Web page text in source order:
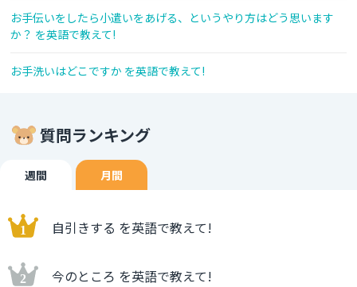
お手伝いをしたら小遣いをあげる、というやり方はどう思います
か？ を英語で教えて!
お手洗いはどこですか を英語で教えて!
質問ランキング
週間 月間
自引きする を英語で教えて!
今のところ を英語で教えて!